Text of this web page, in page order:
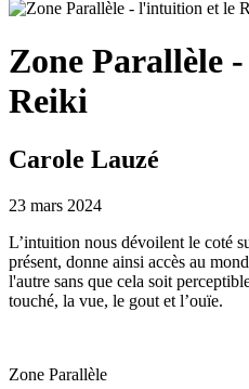
Zone Parallèle
Reiki
Carole Lauzé
23 mars 2024
L’intuition nous dévoilent le coté
présent, donne ainsi accès au
l'autre sans que cela soit
touché, la vue, le gout et l’ouïe.
Zone Parallèle